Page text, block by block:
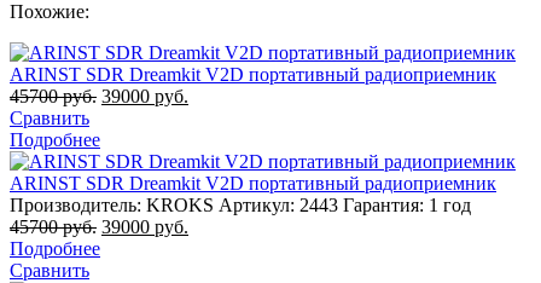
Похожие:
ARINST SDR Dreamkit V2D портативный радиоприемник
45700руб. 39000 руб.
Сравнить
Подробнее
ARINST SDR Dreamkit V2D портативный радиоприемник
Производитель: KROKS Артикул: 2443 Гарантия: 1 год
45700руб. 39000 руб.
Подробнее
Сравнить